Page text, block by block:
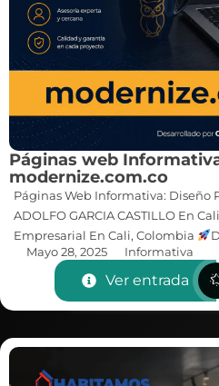
Páginas web
modernize.com.co
Páginas Web Informativa: Diseño
ADOLFO GARCIA CASTILLO En
Empresarial En Cali, Colombia
Mayo 28, 2025
Informativa
Ver entrada